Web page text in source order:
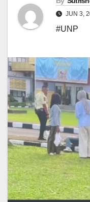
JUN 3,
#UNP